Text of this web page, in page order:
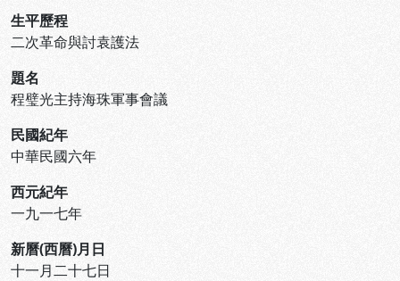
生平歷程
二次革命與討袁護法
題名
程璧光主持海珠軍事會議
民國紀年
中華民國六年
西元紀年
一九一七年
新曆(西曆)月日
十一月二十七日